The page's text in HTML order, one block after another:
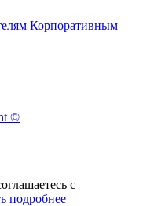
Корпоративным
©
с
подробнее